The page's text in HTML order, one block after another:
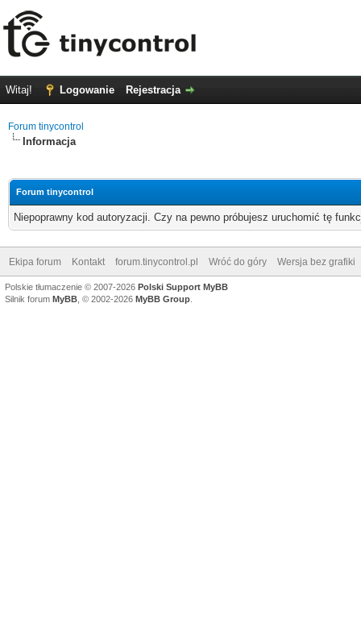
Witaj! Logowanie Rejestracja
Forum tinycontrol
Informacja
Forum tinycontrol
Niepoprawny kod autoryzacji. Czy na pewno próbujesz uruchomić tę
Ekipa forum Kontakt forum.tinycontrol.pl Wróć do góry Wersja bez grafiki
Polskie tłumaczenie © 2007-2026 Polski Support MyBB
Silnik forum MyBB , © 2002-2026 MyBB Group